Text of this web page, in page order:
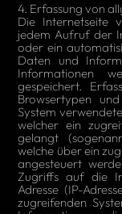
4. Erfassung von
Die Internetseite
jedem Aufruf der
oder ein
Daten und
Informationen
gespeichert.
Browsertypen
System
welcher ein
gelangt
welche über ein
angesteuert
Zugriffs auf die
Adresse (IP-
zugreifenden